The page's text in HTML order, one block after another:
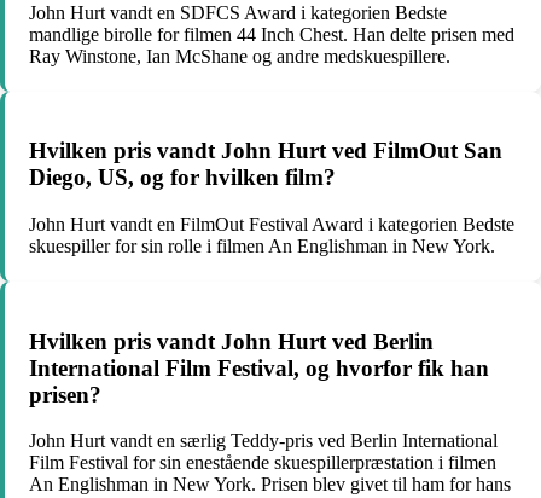
John Hurt vandt en SDFCS Award i kategorien Bedste
mandlige birolle for filmen 44 Inch Chest. Han delte prisen med
Ray Winstone, Ian McShane og andre medskuespillere.
Hvilken pris vandt John Hurt ved FilmOut San
Diego, US, og for hvilken film?
John Hurt vandt en FilmOut Festival Award i kategorien Bedste
skuespiller for sin rolle i filmen An Englishman in New York.
Hvilken pris vandt John Hurt ved Berlin
International Film Festival, og hvorfor fik han
prisen?
John Hurt vandt en særlig Teddy-pris ved Berlin International
Film Festival for sin enestående skuespillerpræstation i filmen
An Englishman in New York. Prisen blev givet til ham for hans